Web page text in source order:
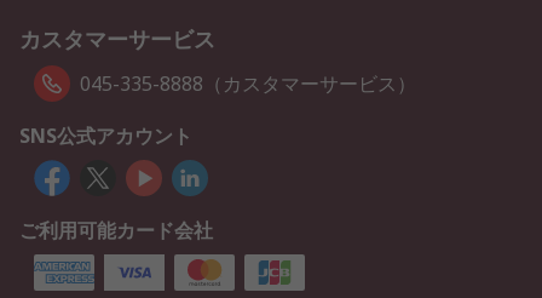
カスタマーサービス
045-335-8888（カスタマーサービス）
SNS公式アカウント
ご利用可能カード会社